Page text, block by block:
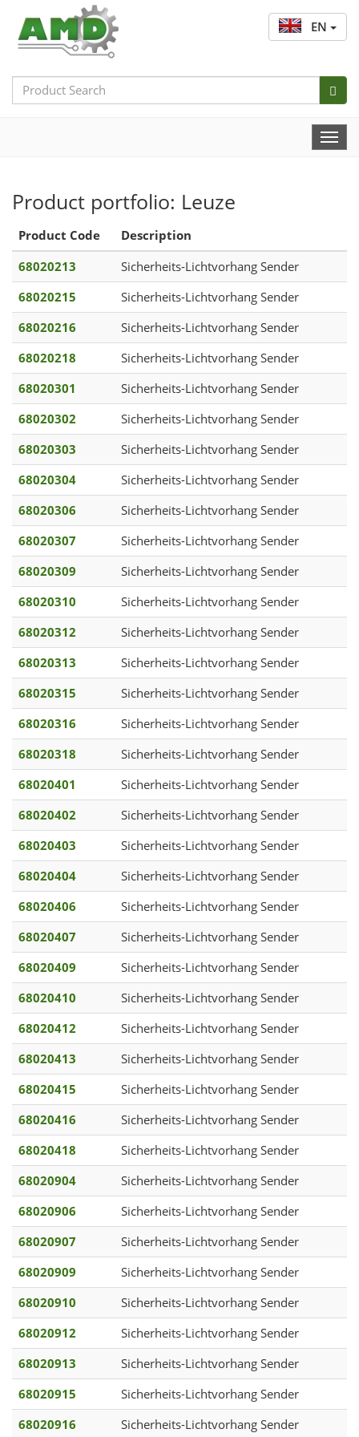
EN
Search
Bar
Product portfolio: Leuze
Product Code
Description
68020213
Sicherheits-Lichtvorhang Sender
68020215
Sicherheits-Lichtvorhang Sender
68020216
Sicherheits-Lichtvorhang Sender
68020218
Sicherheits-Lichtvorhang Sender
68020301
Sicherheits-Lichtvorhang Sender
68020302
Sicherheits-Lichtvorhang Sender
68020303
Sicherheits-Lichtvorhang Sender
68020304
Sicherheits-Lichtvorhang Sender
68020306
Sicherheits-Lichtvorhang Sender
68020307
Sicherheits-Lichtvorhang Sender
68020309
Sicherheits-Lichtvorhang Sender
68020310
Sicherheits-Lichtvorhang Sender
68020312
Sicherheits-Lichtvorhang Sender
68020313
Sicherheits-Lichtvorhang Sender
68020315
Sicherheits-Lichtvorhang Sender
68020316
Sicherheits-Lichtvorhang Sender
68020318
Sicherheits-Lichtvorhang Sender
68020401
Sicherheits-Lichtvorhang Sender
68020402
Sicherheits-Lichtvorhang Sender
68020403
Sicherheits-Lichtvorhang Sender
68020404
Sicherheits-Lichtvorhang Sender
68020406
Sicherheits-Lichtvorhang Sender
68020407
Sicherheits-Lichtvorhang Sender
68020409
Sicherheits-Lichtvorhang Sender
68020410
Sicherheits-Lichtvorhang Sender
68020412
Sicherheits-Lichtvorhang Sender
68020413
Sicherheits-Lichtvorhang Sender
68020415
Sicherheits-Lichtvorhang Sender
68020416
Sicherheits-Lichtvorhang Sender
68020418
Sicherheits-Lichtvorhang Sender
68020904
Sicherheits-Lichtvorhang Sender
68020906
Sicherheits-Lichtvorhang Sender
68020907
Sicherheits-Lichtvorhang Sender
68020909
Sicherheits-Lichtvorhang Sender
68020910
Sicherheits-Lichtvorhang Sender
68020912
Sicherheits-Lichtvorhang Sender
68020913
Sicherheits-Lichtvorhang Sender
68020915
Sicherheits-Lichtvorhang Sender
68020916
Sicherheits-Lichtvorhang Sender